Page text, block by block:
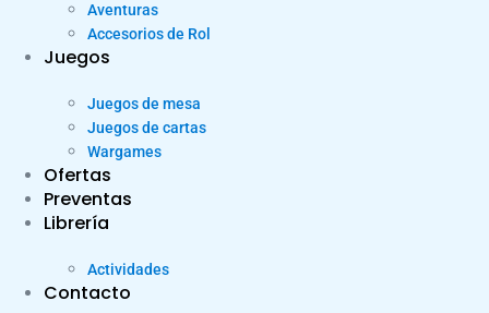
Aventuras
Accesorios de Rol
Juegos
Juegos de mesa
Juegos de cartas
Wargames
Ofertas
Preventas
Librería
Actividades
Contacto